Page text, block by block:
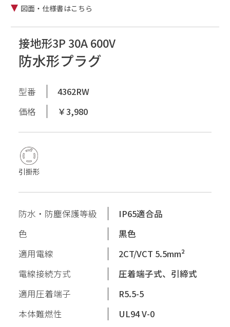
図面・仕様書はこちら
接地形3P 30A 600V
防水形プラグ
型番
4362RW
価格
￥3,980
引掛形
防水・防塵保護等級
IP65適合品
色
黒色
適用電線
2CT/VCT 5.5mm²
電線接続方式
圧着端子式、引締式
適用圧着端子
R5.5-5
本体難燃性
UL94 V-0